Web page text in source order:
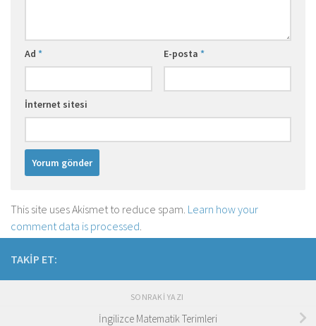
Ad * E-posta *
İnternet sitesi
This site uses Akismet to reduce spam. Learn how your
comment data is processed.
TAKIP ET:
SONRAKI YAZI
İngilizce Matematik Terimleri